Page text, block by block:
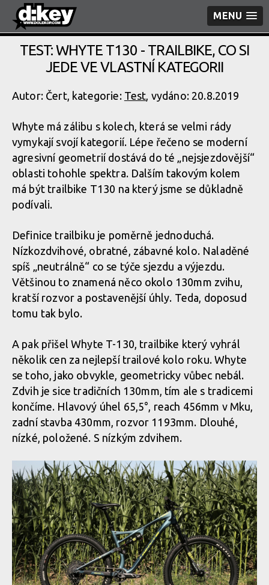
MENU
TEST: WHYTE T130 - TRAILBIKE, CO SI
JEDE VE VLASTNÍ KATEGORII
Autor: Čert, kategorie: Test, vydáno: 20.8.2019
Whyte má zálibu s kolech, která se velmi rády
vymykají svojí kategorií. Lépe řečeno se moderní
agresivní geometrií dostává do té „nejsjezdovější“
oblasti tohohle spektra. Dalším takovým kolem
má být trailbike T130 na který jsme se důkladně
podívali.
Definice trailbiku je poměrně jednoduchá.
Nízkozdvihové, obratné, zábavné kolo. Naladěné
spíš „neutrálně“ co se týče sjezdu a výjezdu.
Většinou to znamená něco okolo 130mm zvihu,
kratší rozvor a postavenější úhly. Teda, doposud
tomu tak bylo.
A pak přišel Whyte T-130, trailbike který vyhrál
několik cen za nejlepší trailové kolo roku. Whyte
se toho, jako obvykle, geometricky vůbec nebál.
Zdvih je sice tradičních 130mm, tím ale s tradicemi
končíme. Hlavový úhel 65,5°, reach 456mm v Mku,
zadní stavba 430mm, rozvor 1193mm. Dlouhé,
nízké, položené. S nízkým zdvihem.